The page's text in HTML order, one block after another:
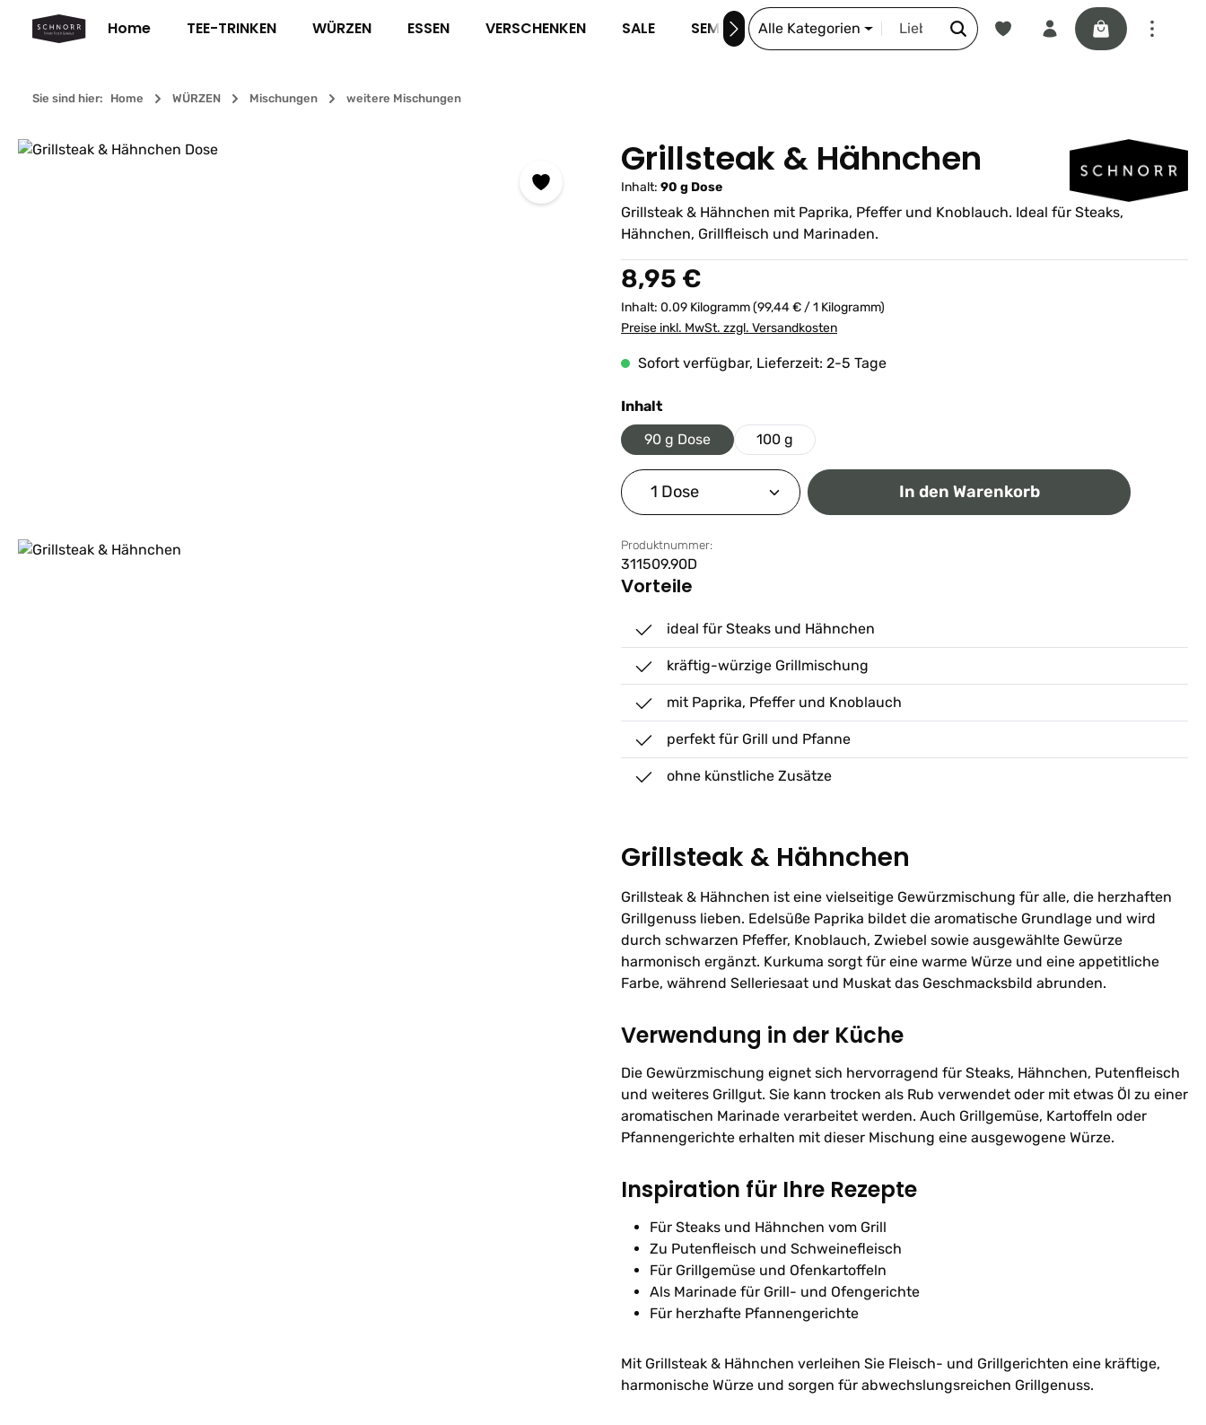
Hauptinhalt springen
Zur Suche springen
Zur Hauptnavigation springen
Home TEE-TRINKEN WÜRZEN ESSEN VERSCHENKEN SALE SEMINARE DIE SCHNORR-STORY
Alle Kategorien
Du hast 0 Produkte auf dem
Warenkorb
Sie sind hier: Home WÜRZEN Mischungen weitere Mischungen
Bildergalerie überspringen Grillsteak & Hähnchen
Inhalt: 90 g Dose
Grillsteak & Hähnchen mit Paprika, Pfeffer und Knoblauch. Ideal für Steaks,
Hähnchen, Grillfleisch und Marinaden.
Regulärer Preis:
8,95 €
Inhalt: 0.09 Kilogramm(99,44 € / 1 Kilogramm)
Preise inkl. MwSt. zzgl. Versandkosten
Sofort verfügbar, Lieferzeit: 2-5 Tage
Inhaltauswählen
90 g Dose
100 g
Produkt Anzahl: Gib den gewünschten Wert ein oder
In den Warenkorb
Produktnummer:
311509.90D
Vorteile
ideal für Steaks und Hähnchen
kräftig-würzige Grillmischung
mit Paprika, Pfeffer und Knoblauch
perfekt für Grill und Pfanne
ohne künstliche Zusätze
Grillsteak & Hähnchen
Grillsteak & Hähnchen ist eine vielseitige Gewürzmischung für alle, die herzhaften
Grillgenuss lieben. Edelsüße Paprika bildet die aromatische Grundlage und wird
durch schwarzen Pfeffer, Knoblauch, Zwiebel sowie ausgewählte Gewürze
harmonisch ergänzt. Kurkuma sorgt für eine warme Würze und eine appetitliche
Farbe, während Selleriesaat und Muskat das Geschmacksbild abrunden.
Verwendung in der Küche
Die Gewürzmischung eignet sich hervorragend für Steaks, Hähnchen, Putenfleisch
und weiteres Grillgut. Sie kann trocken als Rub verwendet oder mit etwas Öl zu einer
aromatischen Marinade verarbeitet werden. Auch Grillgemüse, Kartoffeln oder
Pfannengerichte erhalten mit dieser Mischung eine ausgewogene Würze.
Inspiration für Ihre Rezepte
Für Steaks und Hähnchen vom Grill
Zu Putenfleisch und Schweinefleisch
Für Grillgemüse und Ofenkartoffeln
Als Marinade für Grill- und Ofengerichte
Für herzhafte Pfannengerichte
Mit Grillsteak & Hähnchen verleihen Sie Fleisch- und Grillgerichten eine kräftige,
harmonische Würze und sorgen für abwechslungsreichen Grillgenuss.